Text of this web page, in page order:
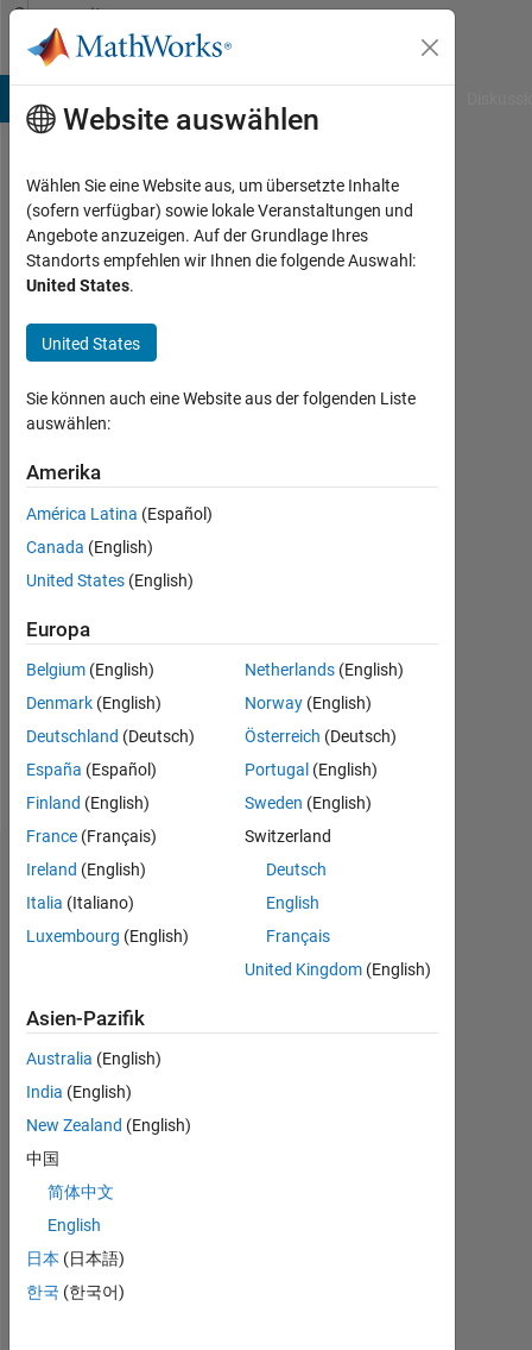
Weiter zum Inhalt
Community
Profile
Carlos
Martinez-
Ortiz
Aktiv
seit
Followers:
Following:
-
-
Interests:
Image
processing
anzeigen
Dashboard
Statistik
BEITRÄGE L
-2
-1
1
2
3
10/08
08/10
06/12
04/14
02/16
12/17
10/19
08/21
06/23
04/25
11/10
12/12
01/15
02/17
03/19
04/21
05/23
06/25
Website auswählen
Wählen Sie eine Website aus, um übersetzte Inhalte
(sofern verfügbar) sowie lokale Veranstaltungen und
Angebote anzuzeigen. Auf der Grundlage Ihres
Standorts empfehlen wir Ihnen die folgende Auswahl:
United States.
United States
Sie können auch eine Website aus der folgenden Liste
auswählen:
Amerika
América Latina (Español)
Canada (English)
United States (English)
Europa
Belgium (English)
Denmark (English)
Deutschland (Deutsch)
España (Español)
Finland (English)
France (Français)
Ireland (English)
Italia (Italiano)
Luxembourg (English)
Netherlands (English)
Norway (English)
Österreich (Deutsch)
Portugal (English)
Sweden (English)
Switzerland
Deutsch
English
Français
United Kingdom (English)
Asien-Pazifik
Australia (English)
India (English)
New Zealand (English)
中国
简体中文
English
日本 (日本語)
한국 (한국어)